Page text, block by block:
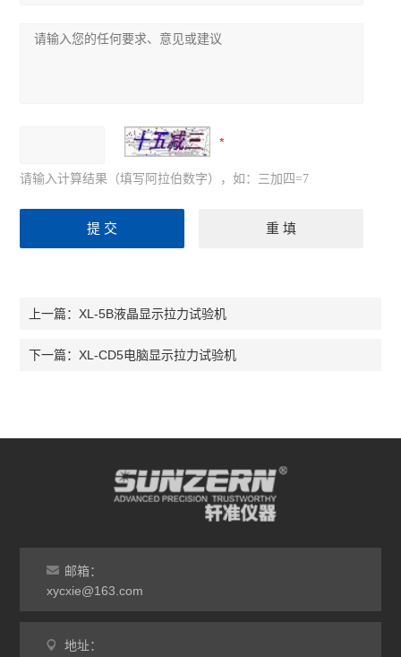
请输入计算结果（填写阿拉伯数字），如：三加四=7
上一篇：XL-5B液晶显示拉力试验机
下一篇：XL-CD5电脑显示拉力试验机
邮箱：
xycxie@163.com
地址：